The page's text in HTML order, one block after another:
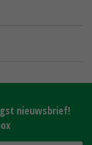
nieuwsbrief!